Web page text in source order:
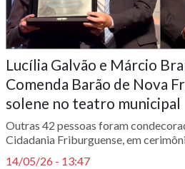
Lucília Galvão e Márcio
Comenda Barão de Nova
solene no teatro municipal
Outras 42 pessoas foram
Cidadania Friburguense, em
14/05/26 - 13:47